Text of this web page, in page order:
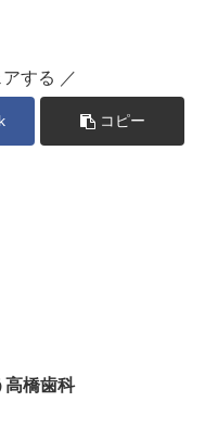
する ／
コピー
高橋歯科